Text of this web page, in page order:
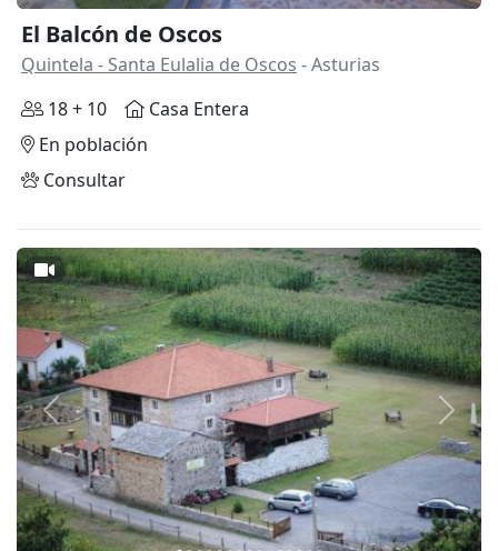
El Balcón de Oscos
Quintela - Santa Eulalia de Oscos - Asturias
18 + 10
Casa Entera
En población
Consultar
Anterior